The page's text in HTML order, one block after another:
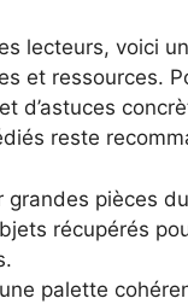
lecteurs, voici
et ressources.
d’astuces
reste
grandes pièces
récupérés
palette